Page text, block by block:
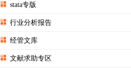
stata专版
行业分析报告
经管文库
文献求助专区